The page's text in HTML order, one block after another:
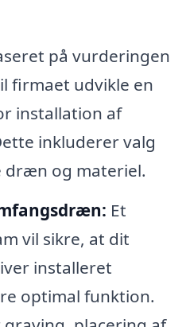
på vurderingen
firmaet udvikle en
installation af
inkluderer valg
dræn og materiel.
Et
vil sikre, at dit
installeret
optimal funktion.